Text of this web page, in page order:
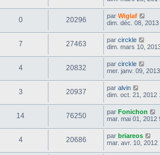
0 20296 par Wiglaf
dim. déc. 08, 2013
7 27463 par circkle
dim. mars 10,
4 20832 par circkle
mer. janv. 09,
3 20937 par alvin
dim. oct. 21, 2012
14 76250 par Fonichon
mar. mai 01, 2012
4 20686 par briareos
mar. avr. 10, 2012